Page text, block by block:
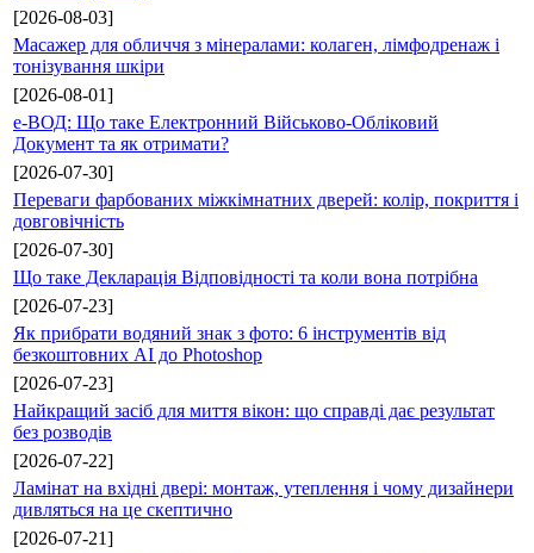
[2026-08-03]
Масажер для обличчя з мінералами: колаген, лімфодренаж і
тонізування шкіри
[2026-08-01]
е-ВОД: Що таке Електронний Військово-Обліковий
Документ та як отримати?
[2026-07-30]
Переваги фарбованих міжкімнатних дверей: колір, покриття і
довговічність
[2026-07-30]
Що таке Декларація Відповідності та коли вона потрібна
[2026-07-23]
Як прибрати водяний знак з фото: 6 інструментів від
безкоштовних AI до Photoshop
[2026-07-23]
Найкращий засіб для миття вікон: що справді дає результат
без розводів
[2026-07-22]
Ламінат на вхідні двері: монтаж, утеплення і чому дизайнери
дивляться на це скептично
[2026-07-21]